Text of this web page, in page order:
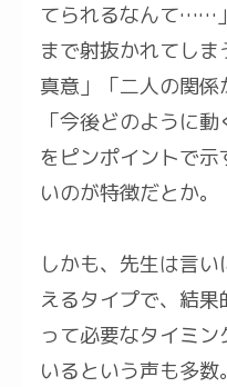
てられるなんて……
まで射抜かれてし
真意」「二人の関係
「今後どのように
をピンポイントで
いのが特徴だとか。
しかも、先生は言
えるタイプで、結
って必要なタイミ
いるという声も多数。